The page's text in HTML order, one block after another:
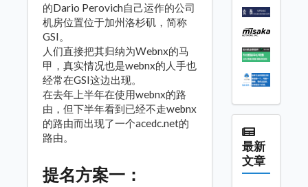
的Dario Perovich自己运作的公司
机房位置位于加州洛杉矶，简称
GSI。
人们直接把其归纳为Webnx的马
甲，真实情况也是webnx的人手也
经常在GSI这边出现。
在去年上半年在使用webnx的路
由，但下半年看到已经不走webnx
的路由而出现了一个acedc.net的
路由。
提名方案一：
最新
文章